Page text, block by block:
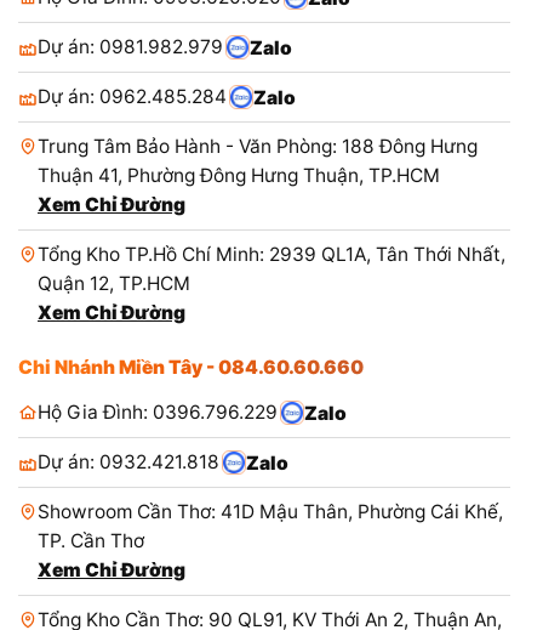
Dự án: 0981.982.979 Zalo
Dự án: 0962.485.284 Zalo
Trung Tâm Bảo Hành - Văn Phòng: 188 Đông Hưng
Thuận 41, Phường Đông Hưng Thuận, TP.HCM
Xem Chỉ Đường
Tổng Kho TP.Hồ Chí Minh: 2939 QL1A, Tân Thới Nhất,
Quận 12, TP.HCM
Xem Chỉ Đường
Chi Nhánh Miền Tây - 084.60.60.660
Hộ Gia Đình: 0396.796.229
Zalo
Dự án: 0932.421.818 Zalo
Showroom Cần Thơ: 41D Mậu Thân, Phường Cái Khế,
TP. Cần Thơ
Xem Chỉ Đường
Tổng Kho Cần Thơ: 90 QL91, KV Thới An 2, Thuận An,